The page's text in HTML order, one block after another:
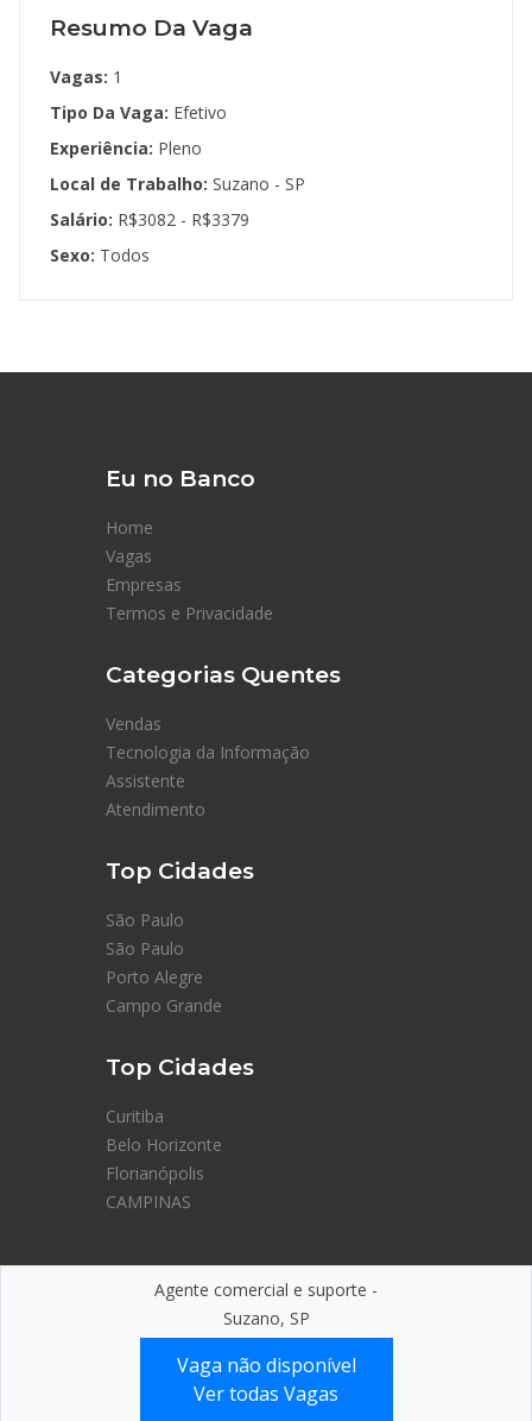
Resumo Da Vaga
Vagas: 1
Tipo Da Vaga: Efetivo
Experiência: Pleno
Local de Trabalho: Suzano - SP
Salário: R$3082 - R$3379
Sexo: Todos
Eu no Banco
Home
Vagas
Empresas
Termos e Privacidade
Categorias Quentes
Vendas
Tecnologia da Informação
Assistente
Atendimento
Top Cidades
São Paulo
São Paulo
Porto Alegre
Campo Grande
Top Cidades
Curitiba
Belo Horizonte
Florianópolis
CAMPINAS
Agente comercial e suporte -
Suzano, SP
Vaga não disponível
Ver todas Vagas